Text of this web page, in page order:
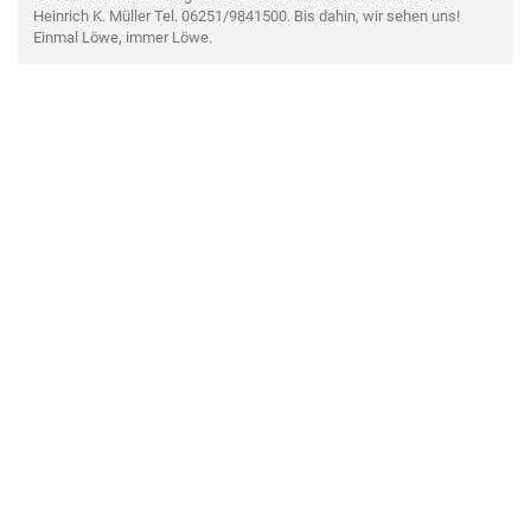
Heinrich K. Müller Tel. 06251/9841500. Bis dahin, wir sehen uns!
Einmal Löwe, immer Löwe.